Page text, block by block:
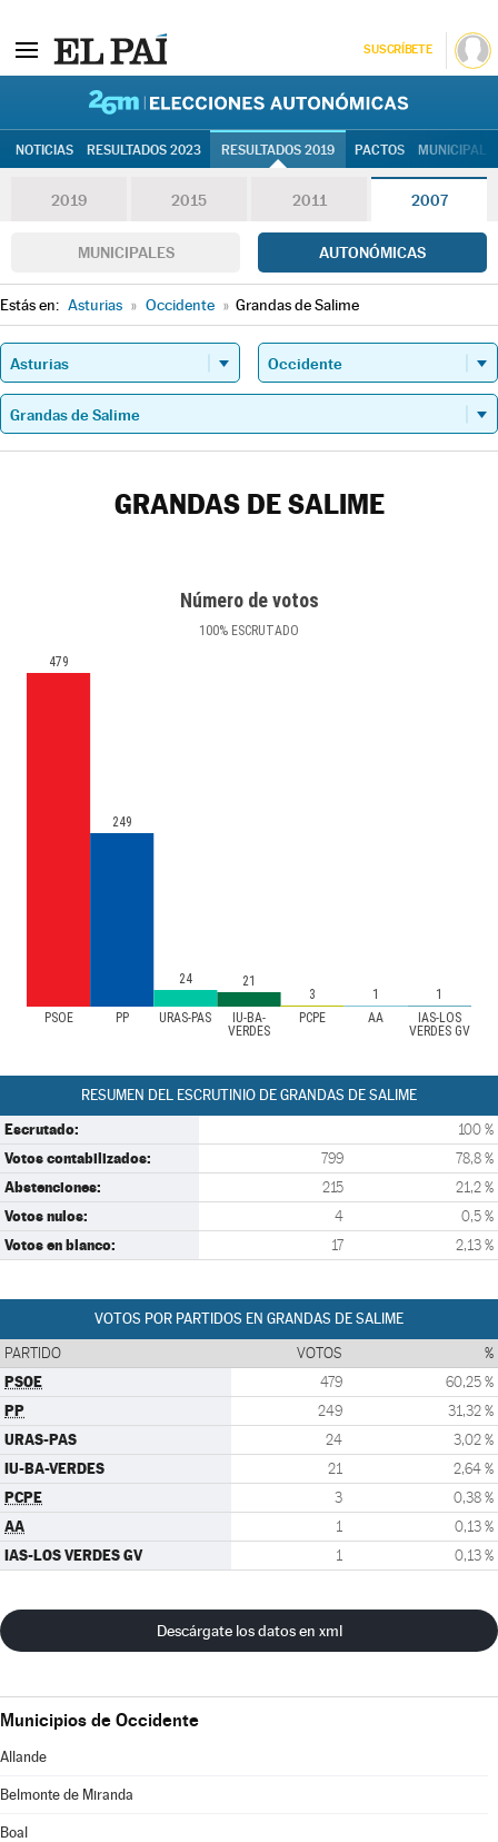
SUSCRÍBETE
NOTICIAS RESULTADOS 2023 RESULTADOS 2019 PACTOS
2019 2015 2011 2007
MUNICIPALES AUTONÓMICAS
Estás en: Asturias » Occidente » Grandas de Salime
GRANDAS DE SALIME
Número de votos
100% ESCRUTADO
PSOE PP URAS-PAS
IU-BA-
VERDES
PCPE AA
IAS-LOS
VERDES GV
479
249
24
21
3
1 1
RESUMEN DEL ESCRUTINIO DE GRANDAS DE SALIME
Escrutado: 100 %
Votos contabilizados: 799 78,8 %
Abstenciones: 215 21,2 %
Votos nulos: 4 0,5 %
Votos en blanco: 17 2,13 %
VOTOS POR PARTIDOS EN GRANDAS DE SALIME
PARTIDO VOTOS %
PSOE 479 60,25 %
PP 249 31,32 %
URAS-PAS 24 3,02 %
IU-BA-VERDES 21 2,64 %
PCPE 3 0,38 %
AA 1 0,13 %
IAS-LOS VERDES GV 1 0,13 %
Descárgate los datos en xml
Municipios de Occidente
Allande
Belmonte de Miranda
Boal